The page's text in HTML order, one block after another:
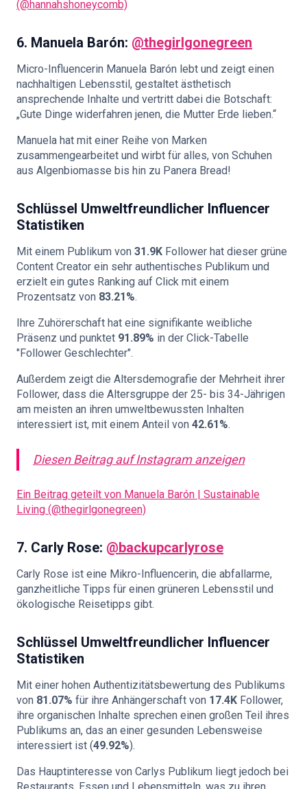
(@hannahshoneycomb)
6. Manuela Barón: @thegirlgonegreen
Micro-Influencerin Manuela Barón lebt und zeigt einen
nachhaltigen Lebensstil, gestaltet ästhetisch
ansprechende Inhalte und vertritt dabei die Botschaft:
„Gute Dinge widerfahren jenen, die Mutter Erde lieben.“
Manuela hat mit einer Reihe von Marken
zusammengearbeitet und wirbt für alles, von Schuhen
aus Algenbiomasse bis hin zu Panera Bread!
Schlüssel Umweltfreundlicher Influencer
Statistiken
Mit einem Publikum von 31.9K Follower hat dieser grüne
Content Creator ein sehr authentisches Publikum und
erzielt ein gutes Ranking auf Click mit einem
Prozentsatz von 83.21%.
Ihre Zuhörerschaft hat eine signifikante weibliche
Präsenz und punktet 91.89% in der Click-Tabelle
"Follower Geschlechter".
Außerdem zeigt die Altersdemografie der Mehrheit ihrer
Follower, dass die Altersgruppe der 25- bis 34-Jährigen
am meisten an ihren umweltbewussten Inhalten
interessiert ist, mit einem Anteil von 42.61%.
Diesen Beitrag auf Instagram anzeigen
Ein Beitrag geteilt von Manuela Barón | Sustainable
Living (@thegirlgonegreen)
7. Carly Rose: @backupcarlyrose
Carly Rose ist eine Mikro-Influencerin, die abfallarme,
ganzheitliche Tipps für einen grüneren Lebensstil und
ökologische Reisetipps gibt.
Schlüssel Umweltfreundlicher Influencer
Statistiken
Mit einer hohen Authentizitätsbewertung des Publikums
von 81.07% für ihre Anhängerschaft von 17.4K Follower,
ihre organischen Inhalte sprechen einen großen Teil ihres
Publikums an, das an einer gesunden Lebensweise
interessiert ist (49.92%).
Das Hauptinteresse von Carlys Publikum liegt jedoch bei